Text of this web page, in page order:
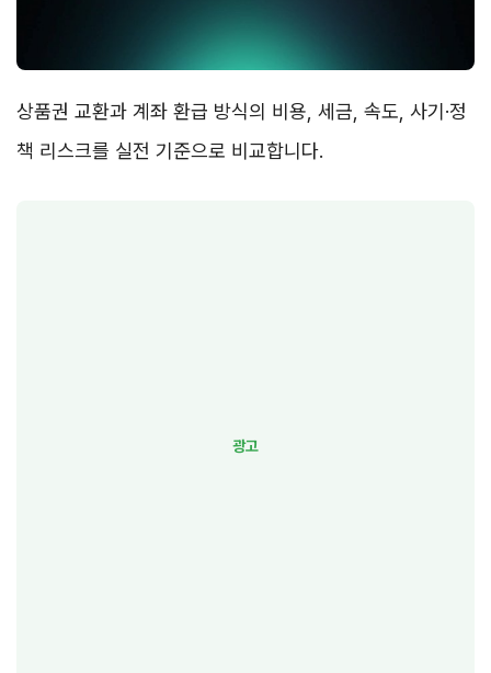
상품권 교환과 계좌 환급 방식의 비용, 세금, 속도, 사기·정
책 리스크를 실전 기준으로 비교합니다.